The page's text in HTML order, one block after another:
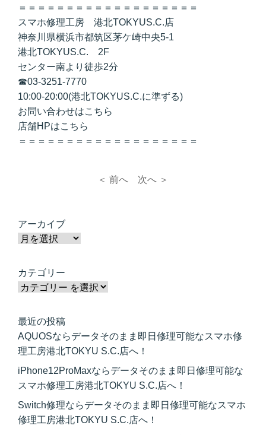
＝＝＝＝＝＝＝＝＝＝＝＝＝＝＝＝＝＝＝
スマホ修理工房 港北TOKYUS.C.店
神奈川県横浜市都筑区茅ケ崎中央5-1
港北TOKYUS.C. 2F
センター南より徒歩2分
☎03-3251-7770
10:00-20:00(港北TOKYUS.C.に準ずる)
お問い合わせはこちら
店舗HPはこちら
＝＝＝＝＝＝＝＝＝＝＝＝＝＝＝＝＝＝＝
＜ 前へ 次へ ＞
アーカイブ
カテゴリー
最近の投稿
AQUOSならデータそのまま即日修理可能なスマホ修
理工房港北TOKYU S.C.店へ！
iPhone12ProMaxならデータそのまま即日修理可能な
スマホ修理工房港北TOKYU S.C.店へ！
Switch修理ならデータそのまま即日修理可能なスマホ
修理工房港北TOKYU S.C.店へ！